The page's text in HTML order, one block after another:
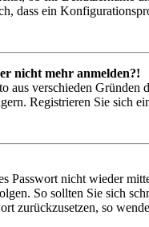
dass ein
nicht mehr anmelden?!
aus verschieden
Registrieren Sie sich
nicht wieder
So sollten Sie sich
zurückzusetzen, so